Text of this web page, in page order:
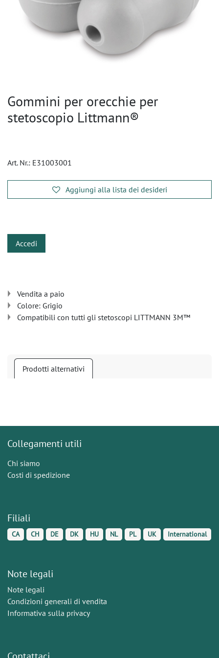
Gommini per orecchie per
stetoscopio Littmann®
Art. Nr.: E31003001
Aggiungi alla lista dei desideri
Accedi
Vendita a paio
Colore: Grigio
Compatibili con tutti gli stetoscopi LITTMANN 3M™
Prodotti alternativi
Collegamenti utili
Chi siamo
Costi di spedizione
Filiali
CA CH DE DK HU NL PL UK International
Note legali
Note legali
Condizioni generali di vendita
Informativa sulla privacy